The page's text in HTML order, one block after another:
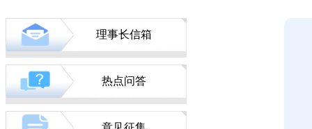
理事长信箱
热点问答